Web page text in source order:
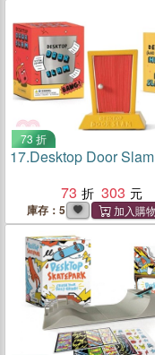
73 折
17.Desktop Door Slam
73
303
庫存：5